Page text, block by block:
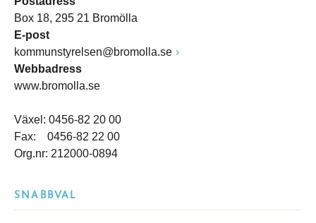
Box 18, 295 21 Bromölla
E-post
kommunstyrelsen@bromolla.se
Webbadress
www.bromolla.se
Växel: 0456-82 20 00
Fax: 0456-82 22 00
Org.nr: 212000-0894
SNABBVAL